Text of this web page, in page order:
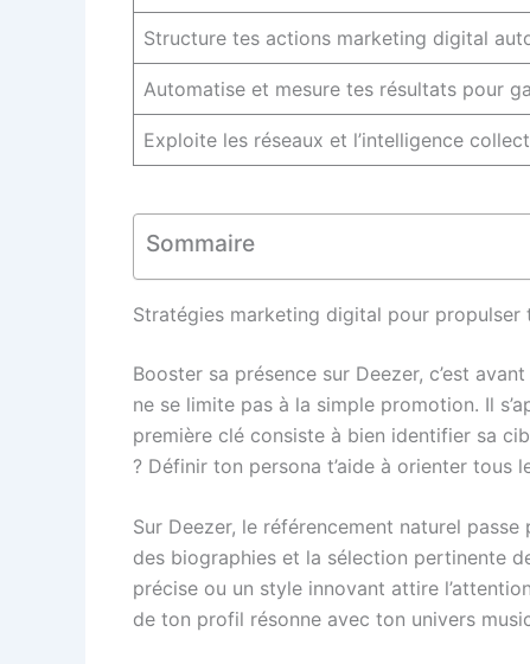
Structure tes actions marketing digital
Automatise et mesure tes résultats pour
Exploite les réseaux et l’intelligence
Sommaire
Stratégies marketing digital pour propulser
Booster sa présence sur Deezer, c’est
ne se limite pas à la simple promotion. Il
première clé consiste à bien identifier sa
? Définir ton persona t’aide à orienter tous
Sur Deezer, le référencement naturel
des biographies et la sélection pertinente
précise ou un style innovant attire
de ton profil résonne avec ton univers